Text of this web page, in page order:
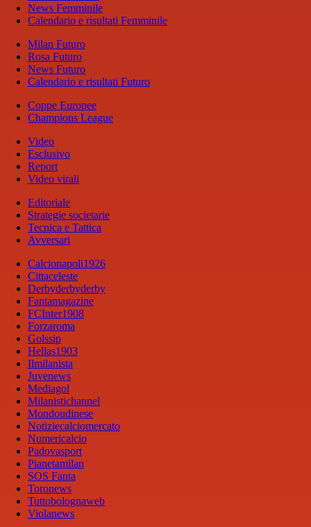
News Femminile
Calendario e risultati Femminile
Milan Futuro
Rosa Futuro
News Futuro
Calendario e risultati Futuro
Coppe Europee
Champions League
Video
Esclusivo
Report
Video virali
Editoriale
Strategie societarie
Tecnica e Tattica
Avversari
Calcionapoli1926
Cittaceleste
Derbyderbyderby
Fantamagazine
FCInter1908
Forzaroma
Golssip
Hellas1903
Ilmilanista
Juvenews
Mediagol
Milanistichannel
Mondoudinese
Notiziecalciomercato
Numericalcio
Padovasport
Pianetamilan
SOS Fanta
Toronews
Tuttobolognaweb
Violanews